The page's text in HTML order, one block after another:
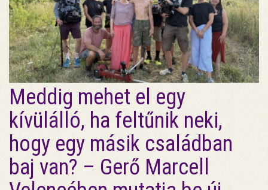
Meddig mehet el egy
kívülálló, ha feltűnik neki,
hogy egy másik családban
baj van? – Gerő Marcell